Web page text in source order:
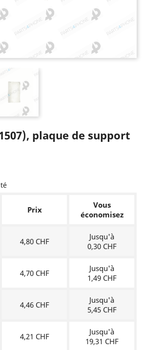
plaque de support
Prix
Vous
économisez
4,80 CHF
Jusqu'à
0,30 CHF
4,70 CHF
Jusqu'à
1,49 CHF
4,46 CHF
Jusqu'à
5,45 CHF
4,21 CHF
Jusqu'à
19,31 CHF